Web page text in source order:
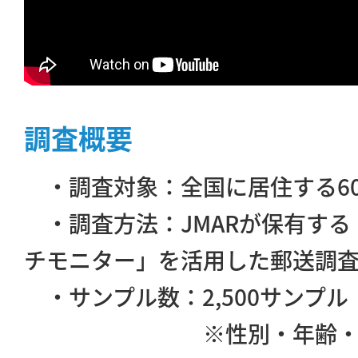
調査概要
・調査対象：全国に居住する
・調査方法：JMARが保有す
チモニター」を活用した郵送調
・サンプル数：2,500サンプル
※性別・年齢・エリ